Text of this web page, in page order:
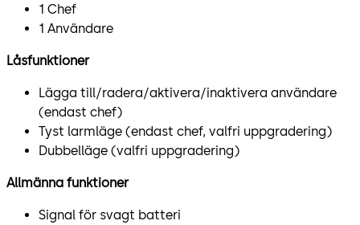
1 Chef
1 Användare
Låsfunktioner
Lägga till/radera/aktivera/inaktivera användare
(endast chef)
Tyst larmläge (endast chef, valfri uppgradering)
Dubbelläge (valfri uppgradering)
Allmänna funktioner
Signal för svagt batteri